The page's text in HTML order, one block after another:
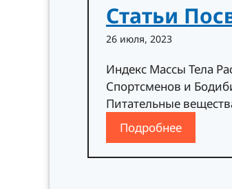
Статьи
26 июля, 2023
Индекс Массы Тела
Спортсменов и
Питательные
Подробнее